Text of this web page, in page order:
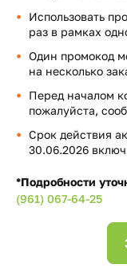
Использовать
раз в рамках
Один промокод
на несколько
Перед началом
пожалуйста,
Срок действия
30.06.2026
*Подробности
(961) 067-64-25